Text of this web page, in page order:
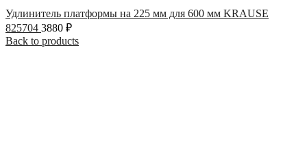
Удлинитель платформы на 225 мм для 600 мм KRAUSE
825704 3880 ₽
Back to products